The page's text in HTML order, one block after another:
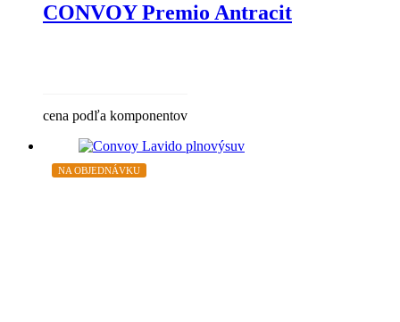
CONVOY Premio Antracit
cena podľa komponentov
NA OBJEDNÁVKU